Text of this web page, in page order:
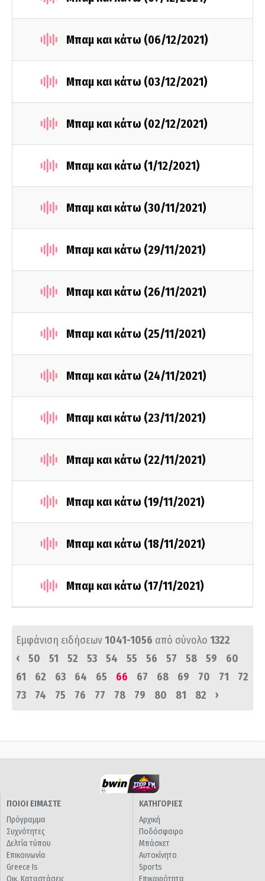
Μπαμ και κάτω (06/12/2021)
Μπαμ και κάτω (03/12/2021)
Μπαμ και κάτω (02/12/2021)
Μπαμ και κάτω (1/12/2021)
Μπαμ και κάτω (30/11/2021)
Μπαμ και κάτω (29/11/2021)
Μπαμ και κάτω (26/11/2021)
Μπαμ και κάτω (25/11/2021)
Μπαμ και κάτω (24/11/2021)
Μπαμ και κάτω (23/11/2021)
Μπαμ και κάτω (22/11/2021)
Μπαμ και κάτω (19/11/2021)
Μπαμ και κάτω (18/11/2021)
Μπαμ και κάτω (17/11/2021)
Εμφάνιση ειδήσεων1041-1056 από σύνολο 1322
‹
50 51 52 53 54 55 56 57 58 59
60
61
62 63 64 65 66 67 68 69 70 71
72
73
74 75 76 77 78 79 80 81 82 ›
ΠΟΙΟΙ ΕΙΜΑΣΤΕ
Πρόγραμμα
Συχνότητες
Δελτία τύπου
Επικοινωνία
Greece Is
Οικ. Καταστάσεις
ΚΑΤΗΓΟΡΙΕΣ
Αρχική
Ποδόσφαιρο
Μπάσκετ
Αυτοκίνητο
Sports
Επικαιρότητα